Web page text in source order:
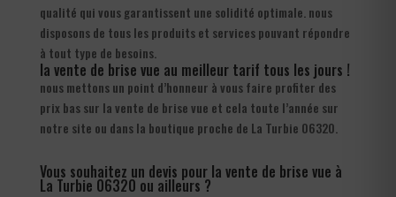
qualité qui vous garantissent une solidité optimale. nous
disposons de tous les produits et services pouvant répondre
à tout type de besoins.
la vente de brise vue au meilleur tarif tous les jours !
nous mettons un point d’honneur à vous faire profiter des
prix bas sur la vente de brise vue et cela toute l’année sur
notre site ou dans la boutique proche de La Turbie 06320.
Vous souhaitez un devis pour la vente de brise vue à
La Turbie 06320 ou ailleurs ?